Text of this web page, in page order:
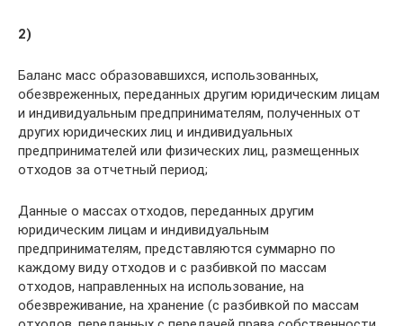
2)
Баланс масс образовавшихся, использованных,
обезвреженных, переданных другим юридическим лицам
и индивидуальным предпринимателям, полученных от
других юридических лиц и индивидуальных
предпринимателей или физических лиц, размещенных
отходов за отчетный период;
Данные о массах отходов, переданных другим
юридическим лицам и индивидуальным
предпринимателям, представляются суммарно по
каждому виду отходов и с разбивкой по массам
отходов, направленных на использование, на
обезвреживание, на хранение (с разбивкой по массам